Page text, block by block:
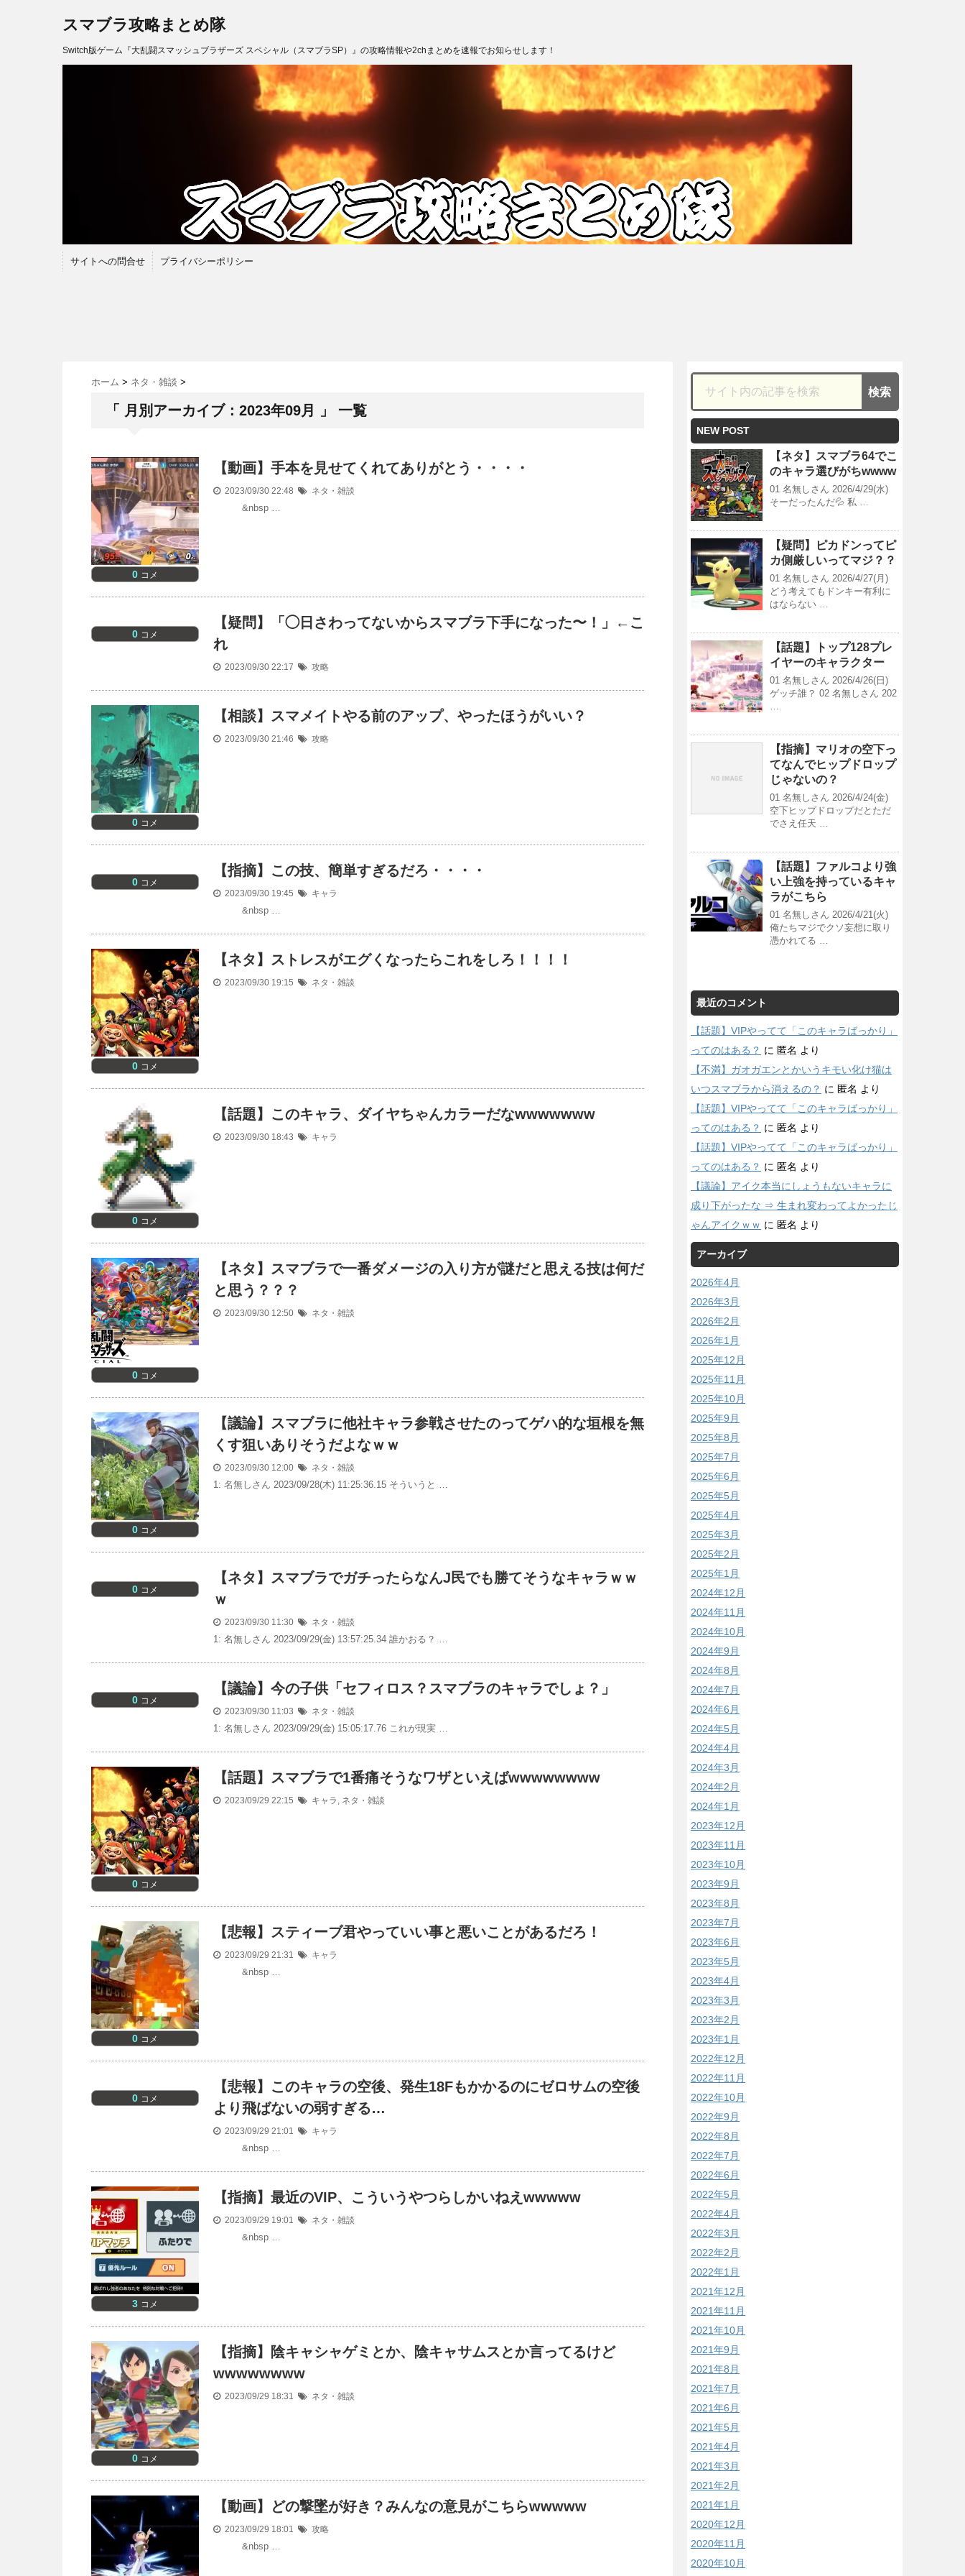
スマブラ攻略まとめ隊
Switch版ゲーム『大乱闘スマッシュブラザーズ スペシャル（スマブラSP）』の攻略情報や2chまとめを速報でお知らせします！
サイトへの問合せ プライバシーポリシー
ホーム > ネタ・雑談 >
「 月別アーカイブ：2023年09月 」 一覧
0 コメ
【動画】手本を見せてくれてありがとう・・・・
2023/09/30 22:48 ネタ・雑談
&nbsp …
0 コメ
【疑問】「◯日さわってないからスマブラ下手になった〜！」←こ
れ
2023/09/30 22:17 攻略
0 コメ
【相談】スマメイトやる前のアップ、やったほうがいい？
2023/09/30 21:46 攻略
0 コメ
【指摘】この技、簡単すぎるだろ・・・・
2023/09/30 19:45 キャラ
&nbsp …
0 コメ
【ネタ】ストレスがエグくなったらこれをしろ！！！！
2023/09/30 19:15 ネタ・雑談
0 コメ
【話題】このキャラ、ダイヤちゃんカラーだなwwwwwww
2023/09/30 18:43 キャラ
0 コメ
【ネタ】スマブラで一番ダメージの入り方が謎だと思える技は何だ
と思う？？？
2023/09/30 12:50 ネタ・雑談
0 コメ
【議論】スマブラに他社キャラ参戦させたのってゲハ的な垣根を無
くす狙いありそうだよなｗｗ
2023/09/30 12:00 ネタ・雑談
1: 名無しさん 2023/09/28(木) 11:25:36.15 そういうと …
0 コメ
【ネタ】スマブラでガチったらなんJ民でも勝てそうなキャラｗｗ
ｗ
2023/09/30 11:30 ネタ・雑談
1: 名無しさん 2023/09/29(金) 13:57:25.34 誰かおる？ …
0 コメ
【議論】今の子供「セフィロス？スマブラのキャラでしょ？」
2023/09/30 11:03 ネタ・雑談
1: 名無しさん 2023/09/29(金) 15:05:17.76 これが現実 …
0 コメ
【話題】スマブラで1番痛そうなワザといえばwwwwwwww
2023/09/29 22:15 キャラ , ネタ・雑談
0 コメ
【悲報】スティーブ君やっていい事と悪いことがあるだろ！
2023/09/29 21:31 キャラ
&nbsp …
0 コメ
【悲報】このキャラの空後、発生18Fもかかるのにゼロサムの空後
より飛ばないの弱すぎる…
2023/09/29 21:01 キャラ
&nbsp …
3 コメ
【指摘】最近のVIP、こういうやつらしかいねえwwwww
2023/09/29 19:01 ネタ・雑談
&nbsp …
0 コメ
【指摘】陰キャシャゲミとか、陰キャサムスとか言ってるけど
wwwwwwww
2023/09/29 18:31 ネタ・雑談
【動画】どの撃墜が好き？みんなの意見がこちらwwwww
2023/09/29 18:01 攻略
&nbsp …
NEW POST
【ネタ】スマブラ64でこ
のキャラ選びがちwwww
01 名無しさん 2026/4/29(水)
そーだったんだ💦 私 …
【疑問】ピカドンってピ
カ側厳しいってマジ？？
01 名無しさん 2026/4/27(月)
どう考えてもドンキー有利に
はならない …
【話題】トップ128プレ
イヤーのキャラクター
01 名無しさん 2026/4/26(日)
ゲッチ誰？ 02 名無しさん 202
…
【指摘】マリオの空下っ
てなんでヒップドロップ
じゃないの？
01 名無しさん 2026/4/24(金)
空下ヒップドロップだとただ
でさえ任天 …
【話題】ファルコより強
い上強を持っているキャ
ラがこちら
01 名無しさん 2026/4/21(火)
俺たちマジでクソ妄想に取り
憑かれてる …
最近のコメント
【話題】VIPやってて「このキャラばっかり」
ってのはある？ に 匿名 より
【不満】ガオガエンとかいうキモい化け猫は
いつスマブラから消えるの？ に 匿名 より
【話題】VIPやってて「このキャラばっかり」
ってのはある？ に 匿名 より
【話題】VIPやってて「このキャラばっかり」
ってのはある？ に 匿名 より
【議論】アイク本当にしょうもないキャラに
成り下がったな ⇒ 生まれ変わってよかったじ
ゃんアイクｗｗ に 匿名 より
アーカイブ
2026年4月
2026年3月
2026年2月
2026年1月
2025年12月
2025年11月
2025年10月
2025年9月
2025年8月
2025年7月
2025年6月
2025年5月
2025年4月
2025年3月
2025年2月
2025年1月
2024年12月
2024年11月
2024年10月
2024年9月
2024年8月
2024年7月
2024年6月
2024年5月
2024年4月
2024年3月
2024年2月
2024年1月
2023年12月
2023年11月
2023年10月
2023年9月
2023年8月
2023年7月
2023年6月
2023年5月
2023年4月
2023年3月
2023年2月
2023年1月
2022年12月
2022年11月
2022年10月
2022年9月
2022年8月
2022年7月
2022年6月
2022年5月
2022年4月
2022年3月
2022年2月
2022年1月
2021年12月
2021年11月
2021年10月
2021年9月
2021年8月
2021年7月
2021年6月
2021年5月
2021年4月
2021年3月
2021年2月
2021年1月
2020年12月
2020年11月
2020年10月